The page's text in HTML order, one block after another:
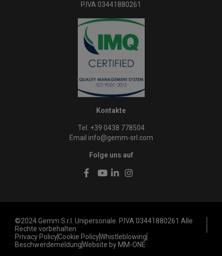
P.IVA 03441880261
Kontakte
Tel. +39 0438 778504
Email info@gemm-srl.com
Folge uns auf
©2024 Gemm S.r.l. Unipersonale. P.IVA 03441880261 Alle
Rechte vorbehalten
Privacy PolicyCookie PolicyWhistleblowing
BeschwerdemeldungWebsite by MM-ONE